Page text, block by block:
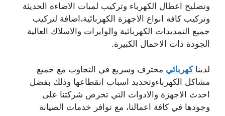
وتصليح اعطال الكهرباء وتركيب لمبات الاضاءة الحديثة
وتركيب كافة انواع الاجهزة الكهربائية،اضافة لتركيب
جميع التمديدات الكهربائية والوايرات والاسلاك العالية
الجودة ذات الاحمال الكبيرة.
لديناكهربائي محترف وسريع في التجاوب مع جميع
مشاكل الكهرباءوتحديد اسباب انقطاعها وذلك بفضل
احدث الاجهزة والادوات التي تحرص شركتنا على
وجودها في كافة اعمالنا، مع توافر خدمات الصيانة